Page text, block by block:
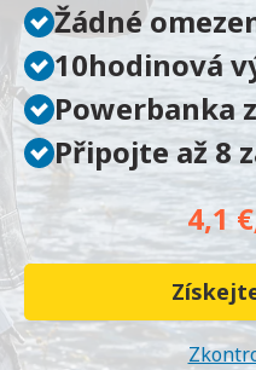
Žádné
10hodinová
Powerbanka
Připojte až 8
4,1 €